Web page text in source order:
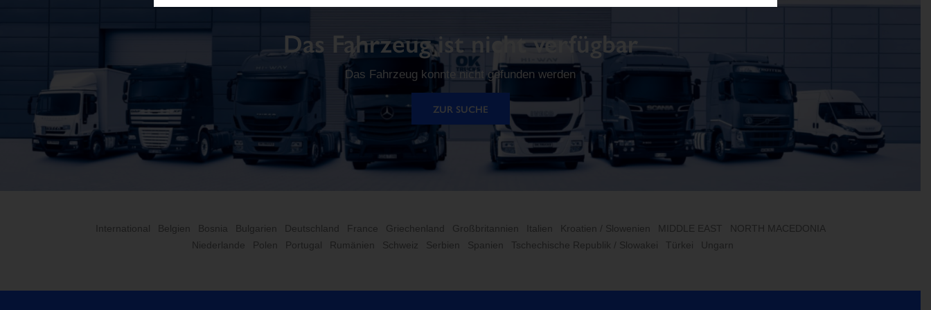
Das Fahrzeug ist nicht verfügbar
Das Fahrzeug konnte nicht gefunden werden
ZUR SUCHE
International Belgien Bosnia Bulgarien Deutschland France Griechenland Großbritannien Italien Kroatien / Slowenien MIDDLE EAST
NORTH MACEDONIA
Niederlande
Polen Portugal Rumänien Schweiz Serbien Spanien Tschechische Republik / Slowakei Türkei Ungarn